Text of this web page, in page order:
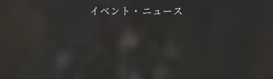
イベント・ニュース